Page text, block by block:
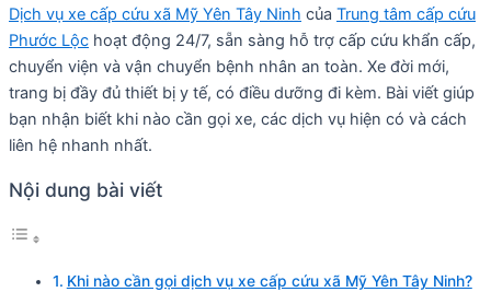
Dịch vụ xe cấp cứu xã Mỹ Yên Tây Ninh của Trung tâm cấp cứu
Phước Lộc hoạt động 24/7, sẵn sàng hỗ trợ cấp cứu khẩn cấp,
chuyển viện và vận chuyển bệnh nhân an toàn. Xe đời mới,
trang bị đầy đủ thiết bị y tế, có điều dưỡng đi kèm. Bài viết giúp
bạn nhận biết khi nào cần gọi xe, các dịch vụ hiện có và cách
liên hệ nhanh nhất.
Nội dung bài viết
Khi nào cần gọi dịch vụ xe cấp cứu xã Mỹ Yên Tây Ninh?